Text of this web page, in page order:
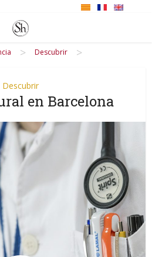
> Descubrir >
Descubrir
en Barcelona